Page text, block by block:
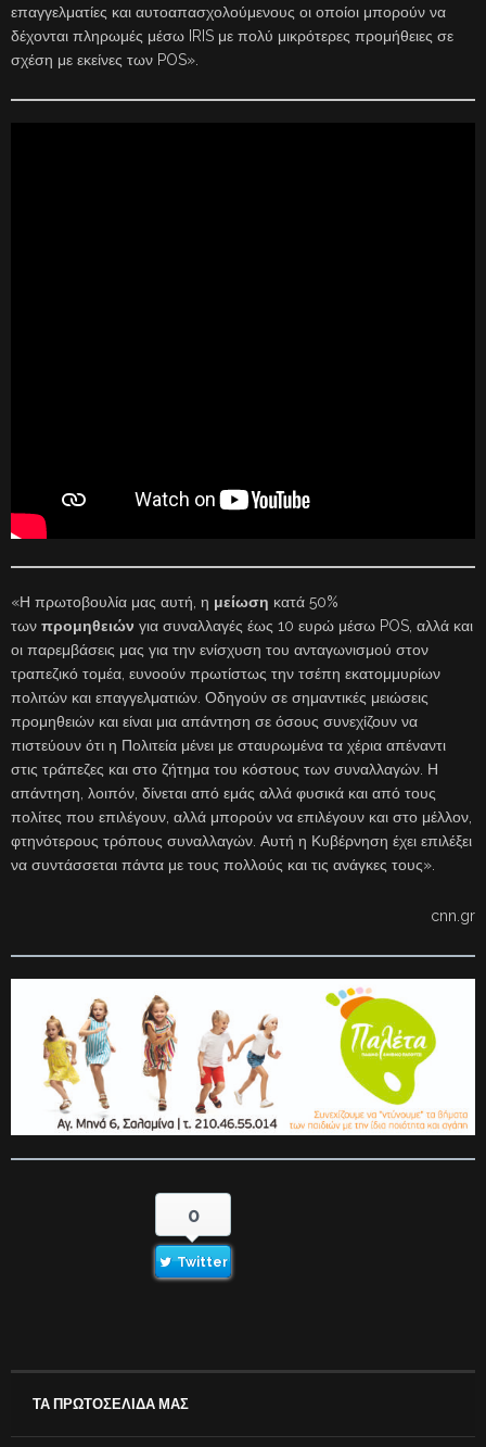
επαγγελματίες και αυτοαπασχολούμενους οι οποίοι μπορούν να
δέχονται πληρωμές μέσω IRIS με πολύ μικρότερες προμήθειες σε
σχέση με εκείνες των POS».
«Η πρωτοβουλία μας αυτή, η μείωση κατά 50%
των προμηθειών για συναλλαγές έως 10 ευρώ μέσω POS, αλλά και
οι παρεμβάσεις μας για την ενίσχυση του ανταγωνισμού στον
τραπεζικό τομέα, ευνοούν πρωτίστως την τσέπη εκατομμυρίων
πολιτών και επαγγελματιών. Οδηγούν σε σημαντικές μειώσεις
προμηθειών και είναι μια απάντηση σε όσους συνεχίζουν να
πιστεύουν ότι η Πολιτεία μένει με σταυρωμένα τα χέρια απέναντι
στις τράπεζες και στο ζήτημα του κόστους των συναλλαγών. Η
απάντηση, λοιπόν, δίνεται από εμάς αλλά φυσικά και από τους
πολίτες που επιλέγουν, αλλά μπορούν να επιλέγουν και στο μέλλον,
φτηνότερους τρόπους συναλλαγών. Αυτή η Κυβέρνηση έχει επιλέξει
να συντάσσεται πάντα με τους πολλούς και τις ανάγκες τους».
cnn.gr
0
Twitter
ΤΑ ΠΡΩΤΟΣΕΛΙΔΑ ΜΑΣ